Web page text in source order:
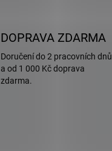
DOPRAVA ZDARMA
Doručení do 2 pracovních dnů
a od 1 000 Kč doprava
zdarma.